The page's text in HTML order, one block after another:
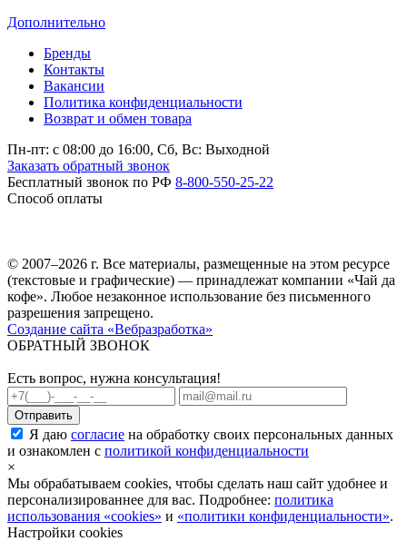
Дополнительно
Бренды
Контакты
Вакансии
Политика конфиденциальности
Возврат и обмен товара
Пн-пт: c 08:00 до 16:00, Сб, Вс: Выходной
Заказать обратный звонок
Бесплатный звонок по РФ 8-800-550-25-22
Способ оплаты
© 2007–2026 г. Все материалы, размещенные на этом ресурсе
(текстовые и графические) — принадлежат компании «Чай да
кофе». Любое незаконное использование без письменного
разрешения запрещено.
Создание сайта «Вебразработка»
ОБРАТНЫЙ ЗВОНОК
Есть вопрос, нужна консультация!
Я даю согласие на обработку своих персональных данных
и ознакомлен с политикой конфиденциальности
×
Мы обрабатываем cookies, чтобы сделать наш сайт удобнее и
персонализированнее для вас. Подробнее: политика
использования «cookies» и «политики конфиденциальности».
Настройки cookies